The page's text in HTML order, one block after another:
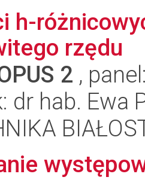
h-
rzędu
2 ,
dr hab. Ewa